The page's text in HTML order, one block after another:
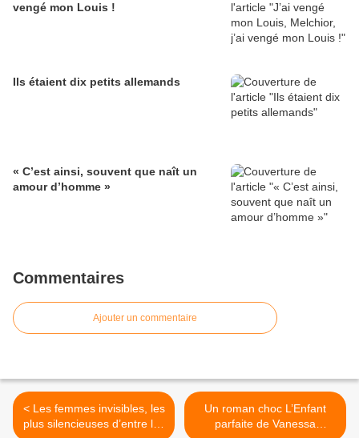
vengé mon Louis !
Ils étaient dix petits allemands
« C’est ainsi, souvent que naît un
amour d’homme »
Commentaires
Ajouter un commentaire
< Les femmes invisibles, les
plus silencieuses d’entre les
Un roman choc L’Enfant
parfaite de Vanessa